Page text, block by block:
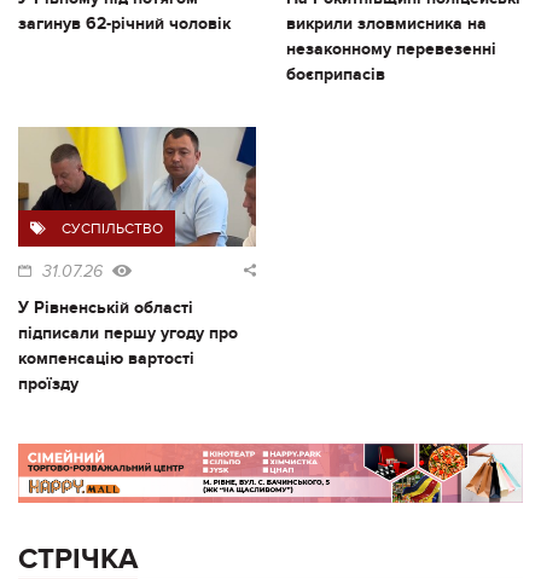
загинув 62-річний чоловік
викрили зловмисника на
незаконному перевезенні
боєприпасів
СУСПІЛЬСТВО
31.07.26
У Рівненській області
підписали першу угоду про
компенсацію вартості
проїзду
СТРІЧКА